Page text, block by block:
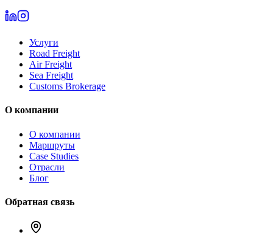
Услуги
Road Freight
Air Freight
Sea Freight
Customs Brokerage
О компании
О компании
Маршруты
Case Studies
Отрасли
Блог
Обратная связь